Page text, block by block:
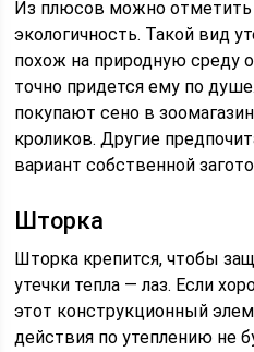
Из плюсов можно
экологичность. Такой вид
похож на природную среду
точно придется ему по
покупают сено в
кроликов. Другие
вариант собственной
Шторка
Шторка крепится, чтобы
утечки тепла — лаз. Если
этот конструкционный
действия по утеплению не